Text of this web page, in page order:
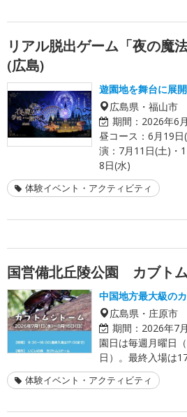
リアル脱出ゲーム「夜の魔
(広島)
遊園地を舞台に展
広島県・福山市
期間： 2026年6
昼コース：6月19
演：7月11日(土)・
8日(水)
体験イベント・アクティビティ
国営備北丘陵公園 カブト
中国地方最大級の
広島県・庄原市
期間： 2026年7
園日は毎週月曜日
日）。最終入場は
体験イベント・アクティビティ